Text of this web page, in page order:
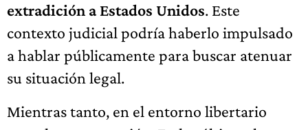
extradición a Estados Unidos. Este
contexto judicial podría haberlo impulsado
a hablar públicamente para buscar atenuar
su situación legal.
Mientras tanto, en el entorno libertario